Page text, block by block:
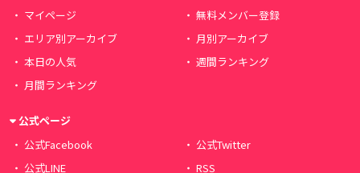
マイページ
無料メンバー登録
エリア別アーカイブ
月別アーカイブ
本日の人気
週間ランキング
月間ランキング
公式ページ
公式Facebook
公式Twitter
公式LINE
RSS